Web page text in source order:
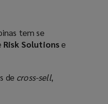
tem se
Risk Solutions e
de cross-sell,